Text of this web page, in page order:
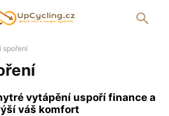
spoření
vytápění uspoří finance a
váš komfort